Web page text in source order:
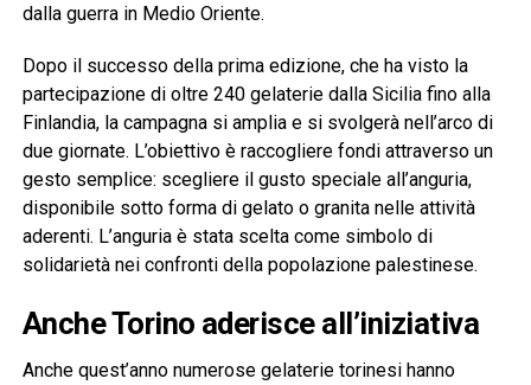
dalla guerra in Medio Oriente.
Dopo il successo della prima edizione, che ha visto la
partecipazione di oltre 240 gelaterie dalla Sicilia fino alla
Finlandia, la campagna si amplia e si svolgerà nell’arco di
due giornate. L’obiettivo è raccogliere fondi attraverso un
gesto semplice: scegliere il gusto speciale all’anguria,
disponibile sotto forma di gelato o granita nelle attività
aderenti. L’anguria è stata scelta come simbolo di
solidarietà nei confronti della popolazione palestinese.
Anche Torino aderisce all’iniziativa
Anche quest’anno numerose gelaterie torinesi hanno